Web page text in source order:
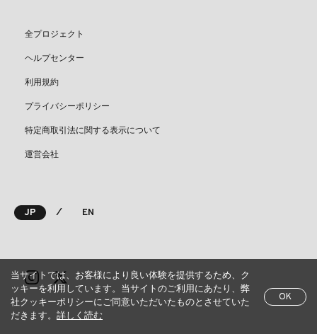
全プロジェクト
ヘルプセンター
利用規約
プライバシーポリシー
特定商取引法に関する表示について
運営会社
JP ⁄ EN
当サイトでは、お客様により良い体験を提供するため、ク
ッキーを利用しています。当サイトのご利用にあたり、弊
社クッキーポリシーにご同意いただいたものとさせていた
だきます。 詳しく読む
OK